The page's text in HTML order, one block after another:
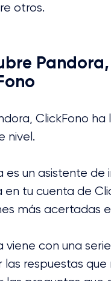
otros.
ClickFono
nivel.
es un asistente
en tu cuenta de
más acertadas
viene con una
las respuestas